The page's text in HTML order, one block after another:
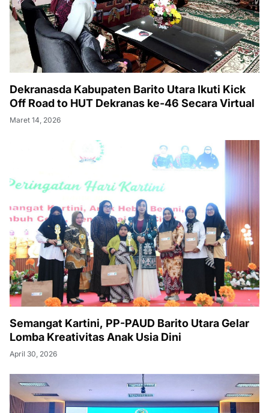
Dekranasda Kabupaten Barito Utara Ikuti Kick
Off Road to HUT Dekranas ke-46 Secara Virtual
Maret 14, 2026
Semangat Kartini, PP-PAUD Barito Utara Gelar
Lomba Kreativitas Anak Usia Dini
April 30, 2026